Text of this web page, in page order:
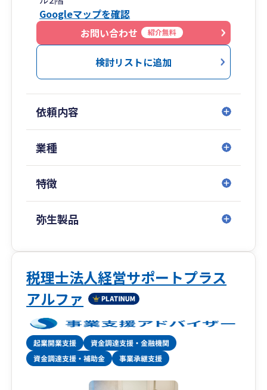
も全体のわずか数%しかいない五つ星認定アドバ
・スタートアップの創業支援から売上数百億円規
模の大企業の事業承継まで対応可能！
な専門知識とコミュニケーション能力を兼ね備え
た人材が、中小企業向けに税務サービスを展開す
る稀有な税理士法人です。
入支援」「大企業の税務顧問」などを得意として
おり、中でも資金調達は、社会保険労務士法人併
設のため、融資や補助金から助成金までワンスト
相続対策、事業承継などの特殊業務まで、経営に
関わることであれば何でもお気軽にご相談くださ
い。
Googleマップを確認
お問い合わせ
紹介無料
検討リストに追加
依頼内容
業種
特徴
弥生製品
税理士法人経営サポートプラス
アルファ